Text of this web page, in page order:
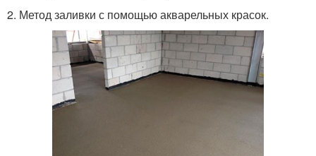
2. Метод заливки с помощью акварельных красок.